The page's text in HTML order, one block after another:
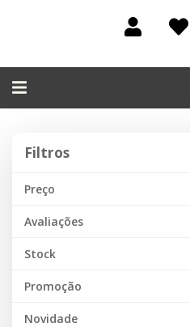
Alternar
Filtros
Preço
Avaliações
Stock
Promoção
Novidade